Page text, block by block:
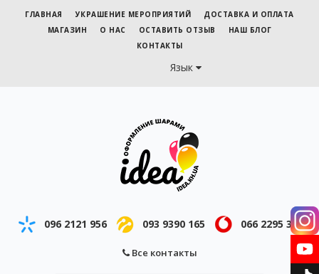
ГЛАВНАЯ УКРАШЕНИЕ МЕРОПРИЯТИЙ
ДОСТАВКА И ОПЛАТА
МАГАЗИН
О НАС ОСТАВИТЬ ОТЗЫВ
НАШ БЛОГ
КОНТАКТЫ
Язык
096 2121 956 093 9390 165 066 2295 343
Все контакты